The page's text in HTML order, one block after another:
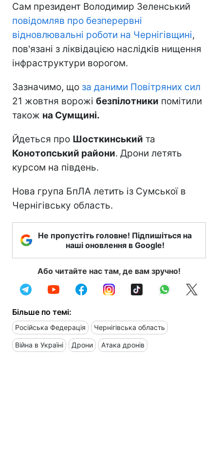
Сам президент Володимир Зеленський
повідомляв про безперервні
відновлювальні роботи на Чернігівщині,
пов'язані з ліквідацією наслідків нищення
інфраструктури ворогом.
Зазначимо, що за даними Повітряних сил
21 жовтня ворожі безпілотники помітили
також на Сумщині.
Йдеться про Шосткинський та
Конотопський райони. Дрони летять
курсом на південь.
Нова група БпЛА летить із Сумської в
Чернігівську область.
Не пропустіть головне! Підпишіться на
наші оновлення в Google!
Або читайте нас там, де вам зручно!
Більше по темі:
Російська Федерація Чернігівська область
Війна в Україні Дрони Атака дронів